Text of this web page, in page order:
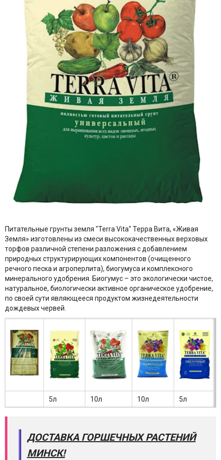
Питательные грунты земля "Terra Vita" Терра Вита, «Живая
Земля» изготовлены из смеси высококачественных верховых
торфов различной степени разложения с добавлением
природных структурирующих компонентов (очищенного
речного песка и агроперлита), биогумуса и комплексного
минерального удобрения. Биогумус – это экологически чистое,
натуральное, биологически активное органическое удобрение,
по своей сути являющееся продуктом жизнедеятельности
дождевых червей.
5л 10л 10л 5л
ДОСТАВКА ГОРШЕЧНЫХ РАСТЕНИЙ
МИНСК!